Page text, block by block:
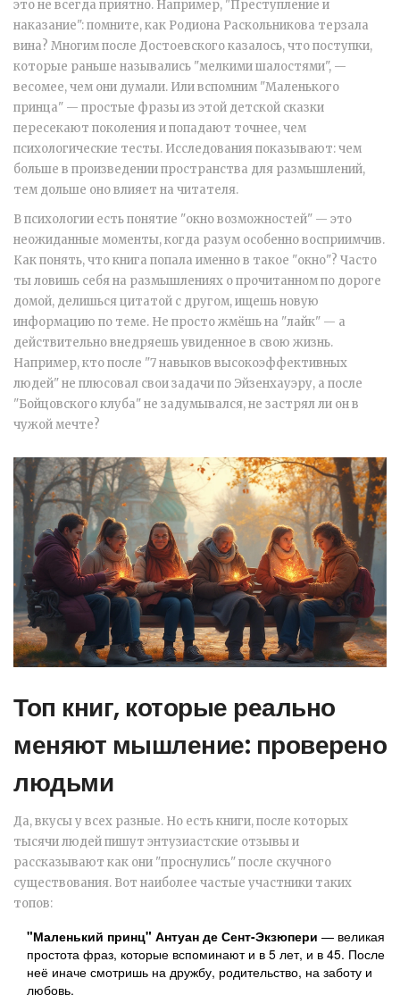
это не всегда приятно. Например, "Преступление и
наказание": помните, как Родиона Раскольникова терзала
вина? Многим после Достоевского казалось, что поступки,
которые раньше назывались "мелкими шалостями", —
весомее, чем они думали. Или вспомним "Маленького
принца" — простые фразы из этой детской сказки
пересекают поколения и попадают точнее, чем
психологические тесты. Исследования показывают: чем
больше в произведении пространства для размышлений,
тем дольше оно влияет на читателя.
В психологии есть понятие "окно возможностей" — это
неожиданные моменты, когда разум особенно восприимчив.
Как понять, что книга попала именно в такое "окно"? Часто
ты ловишь себя на размышлениях о прочитанном по дороге
домой, делишься цитатой с другом, ищешь новую
информацию по теме. Не просто жмёшь на "лайк" — а
действительно внедряешь увиденное в свою жизнь.
Например, кто после "7 навыков высокоэффективных
людей" не плюсовал свои задачи по Эйзенхауэру, а после
"Бойцовского клуба" не задумывался, не застрял ли он в
чужой мечте?
Топ книг, которые реально
меняют мышление: проверено
людьми
Да, вкусы у всех разные. Но есть книги, после которых
тысячи людей пишут энтузиастские отзывы и
рассказывают как они "проснулись" после скучного
существования. Вот наиболее частые участники таких
топов:
"Маленький принц" Антуан де Сент-Экзюпери — великая
простота фраз, которые вспоминают и в 5 лет, и в 45. После
неё иначе смотришь на дружбу, родительство, на заботу и
любовь.